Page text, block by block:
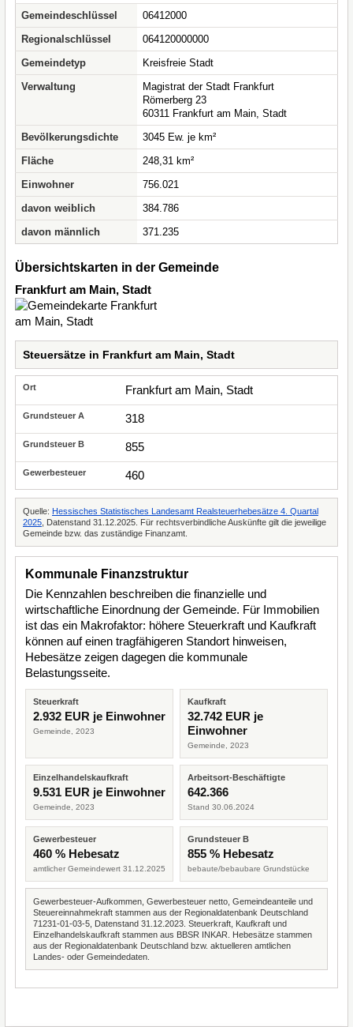
Gemeindeschlüssel
06412000
Regionalschlüssel
064120000000
Gemeindetyp
Kreisfreie Stadt
Verwaltung
Magistrat der Stadt Frankfurt
Römerberg 23
60311 Frankfurt am Main, Stadt
Bevölkerungsdichte
3045 Ew. je km²
Fläche
248,31 km²
Einwohner
756.021
davon weiblich
384.786
davon männlich
371.235
Übersichtskarten in der Gemeinde
Frankfurt am Main, Stadt
Steuersätze in Frankfurt am Main, Stadt
Frankfurt am Main, Stadt
318
855
460
Quelle: Hessisches Statistisches Landesamt Realsteuerhebesätze 4. Quartal
2025 , Datenstand 31.12.2025. Für rechtsverbindliche Auskünfte gilt die jeweilige
Gemeinde bzw. das zuständige Finanzamt.
Kommunale Finanzstruktur
Die Kennzahlen beschreiben die finanzielle und
wirtschaftliche Einordnung der Gemeinde. Für Immobilien
ist das ein Makrofaktor: höhere Steuerkraft und Kaufkraft
können auf einen tragfähigeren Standort hinweisen,
Hebesätze zeigen dagegen die kommunale
Belastungsseite.
Steuerkraft
2.932 EUR je Einwohner
Gemeinde, 2023
Kaufkraft
32.742 EUR je
Einwohner
Gemeinde, 2023
Einzelhandelskaufkraft
9.531 EUR je Einwohner
Gemeinde, 2023
Arbeitsort-Beschäftigte
642.366
Stand 30.06.2024
Gewerbesteuer
460 % Hebesatz
amtlicher Gemeindewert 31.12.2025
Grundsteuer B
855 % Hebesatz
bebaute/bebaubare Grundstücke
Gewerbesteuer-Aufkommen, Gewerbesteuer netto, Gemeindeanteile und
Steuereinnahmekraft stammen aus der Regionaldatenbank Deutschland
71231-01-03-5, Datenstand 31.12.2023. Steuerkraft, Kaufkraft und
Einzelhandelskaufkraft stammen aus BBSR INKAR. Hebesätze stammen
aus der Regionaldatenbank Deutschland bzw. aktuelleren amtlichen
Landes- oder Gemeindedaten.